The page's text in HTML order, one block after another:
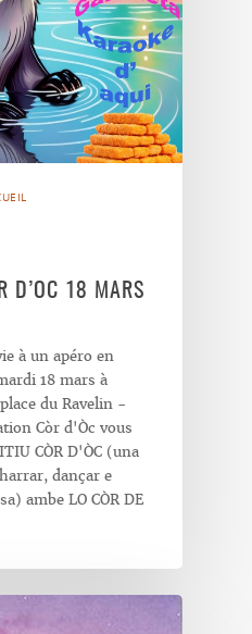
D’OC 18 MARS
à un apéro en
18 mars à
du Ravelin -
Còr d'Òc vous
CÒR D'ÒC (una
dançar e
ambe LO CÒR DE